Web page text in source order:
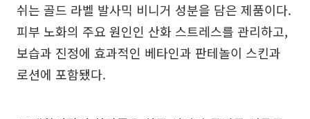
쉬는 골드 라벨 발사믹 비니거 성분을 담은 제품이다.
피부 노화의 주요 원인인 산화 스트레스를 관리하고,
보습과 진정에 효과적인 베타인과 판테놀이 스킨과
로션에 포함됐다.